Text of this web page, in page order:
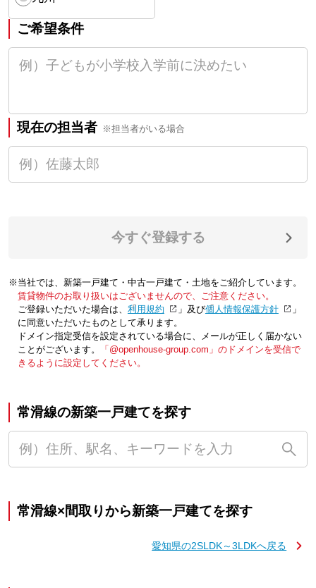
ご希望条件
現在の担当者 ※担当者がいる場合
今すぐ登録する
※当社では、新築一戸建て・中古一戸建て・土地をご紹介しています。
賃貸物件のお取り扱いはございませんので、ご注意ください。
ご登録いただいた場合は、「利用規約 」及び「個人情報保護方針
」
に同意いただいたものとして承ります。
ドメイン指定受信を設定されている場合に、メールが正しく届かない
ことがございます。
「@openhouse-group.com」のドメインを受信で
きるように設定してください。
常滑線の新築一戸建てを探す
常滑線×間取りから新築一戸建てを探す
愛知県の2SLDK～3LDKへ戻る